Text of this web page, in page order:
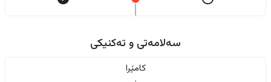
سەلامەتی و تەکنیکی
کامێرا